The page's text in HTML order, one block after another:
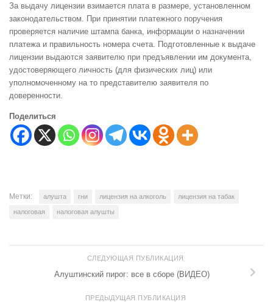
За выдачу лицензии взимается плата в размере, установленном
законодательством. При принятии платежного поручения
проверяется наличие штампа банка, информации о назначении
платежа и правильность номера счета. Подготовленные к выдаче
лицензии выдаются заявителю при предъявлении им документа,
удостоверяющего личность (для физических лиц) или
уполномоченному на то представителю заявителя по
доверенности.
Поделиться
Метки: алушта гни лицензия на алкоголь лицензия на табак
налоговая налоговая алушты
СЛЕДУЮЩАЯ ПУБЛИКАЦИЯ
Алуштинский пирог: все в сборе (ВИДЕО)
ПРЕДЫДУЩАЯ ПУБЛИКАЦИЯ